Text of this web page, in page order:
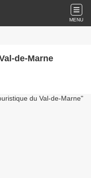
MENU
de-Marne